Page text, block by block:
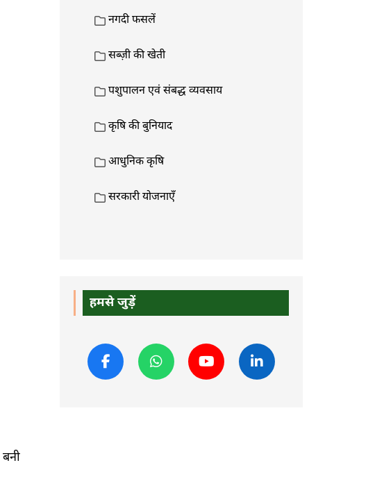
नगदी फसलें
सब्ज़ी की खेती
पशुपालन एवं संबद्ध व्यवसाय
कृषि की बुनियाद
आधुनिक कृषि
सरकारी योजनाएँ
हमसे जुड़ें